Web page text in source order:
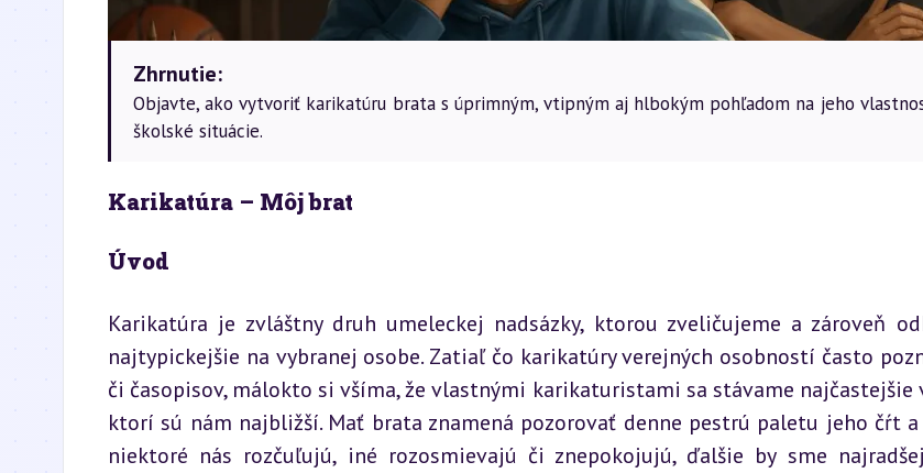
Zhrnutie:
Objavte, ako vytvoriť karikatúru brata s úprimným, vtipným aj hlbokým pohľadom na jeho
školské situácie.
Karikatúra – Môj brat
Úvod
Karikatúra je zvláštny druh umeleckej nadsázky, ktorou zveličujeme a zároveň
najtypickejšie na vybranej osobe. Zatiaľ čo karikatúry verejných osobností často
či časopisov, málokto si všíma, že vlastnými karikaturistami sa stávame najčastejšie
ktorí sú nám najbližší. Mať brata znamená pozorovať denne pestrú paletu jeho čŕt
niektoré nás rozčuľujú, iné rozosmievajú či znepokojujú, ďalšie by sme